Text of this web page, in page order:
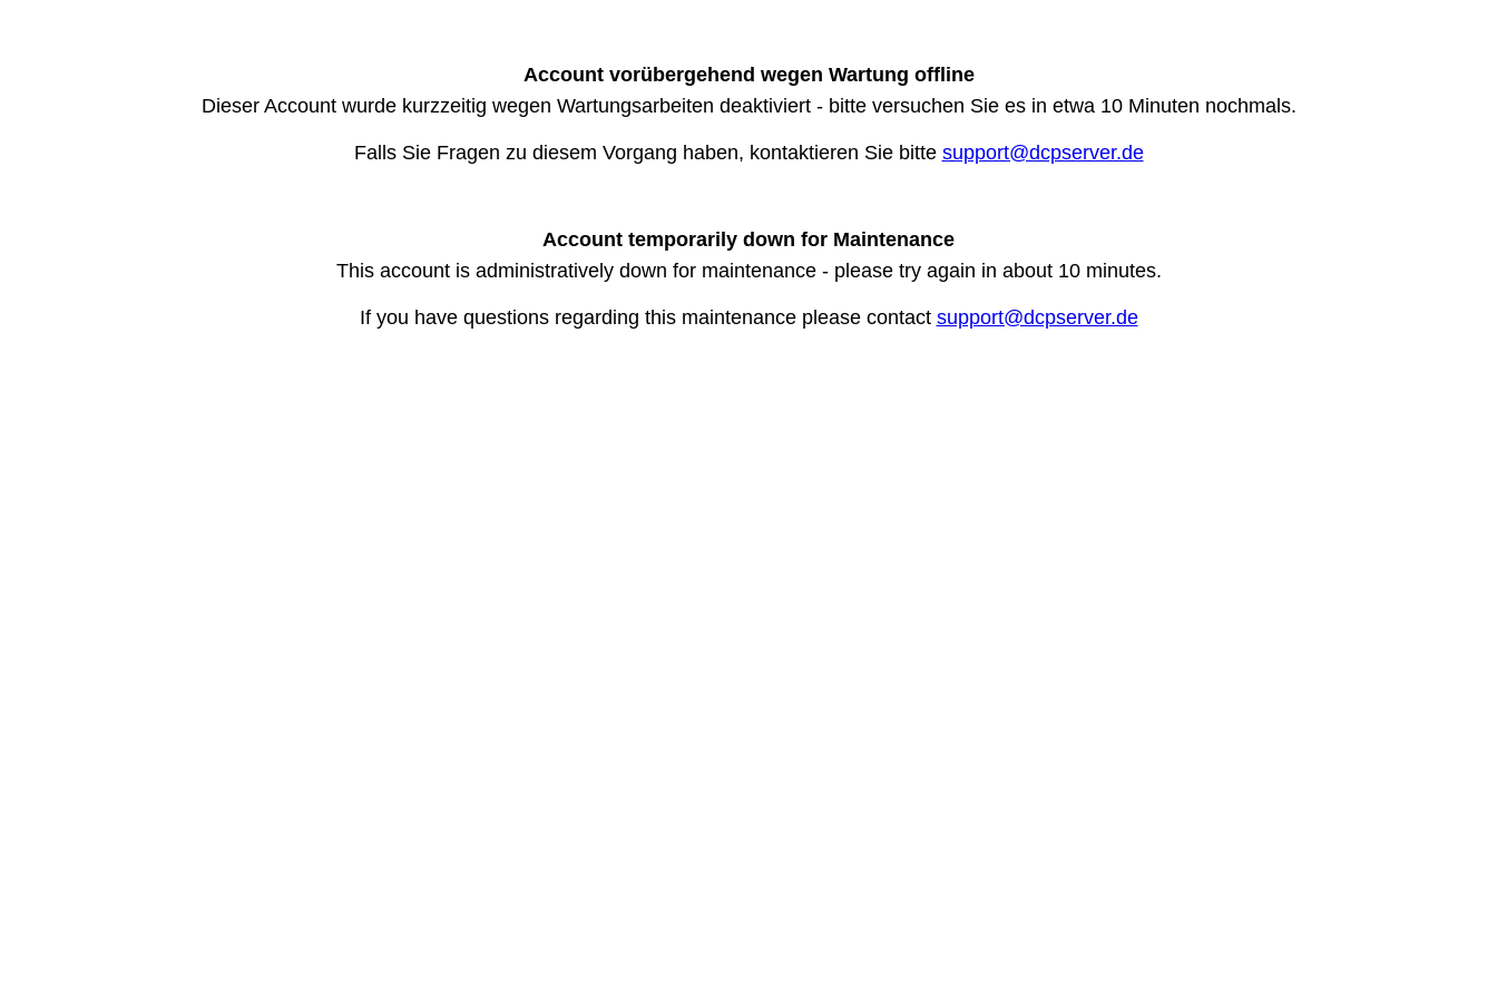
Account vorübergehend wegen Wartung offline
Dieser Account wurde kurzzeitig wegen Wartungsarbeiten deaktiviert - bitte versuchen Sie es in etwa 10 Minuten nochmals.
Falls Sie Fragen zu diesem Vorgang haben, kontaktieren Sie bitte support@dcpserver.de
Account temporarily down for Maintenance
This account is administratively down for maintenance - please try again in about 10 minutes.
If you have questions regarding this maintenance please contact support@dcpserver.de